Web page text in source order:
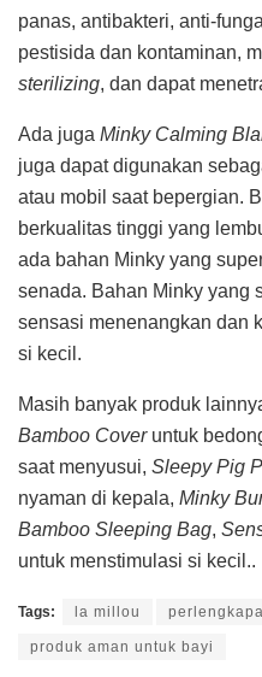
panas, antibakteri, anti-
pestisida dan kontaminan,
sterilizing, dan dapat
Ada juga Minky Calming
juga dapat digunakan
atau mobil saat bepergian.
berkualitas tinggi yang
ada bahan Minky yang
senada. Bahan Minky yang
sensasi menenangkan dan
si kecil.
Masih banyak produk
Bamboo Coveruntuk
saat menyusui, Sleepy Pig
nyaman di kepala, Minky
Bamboo Sleeping Bag,
untuk menstimulasi si kecil..
Tags: la millou
produk aman untuk bayi